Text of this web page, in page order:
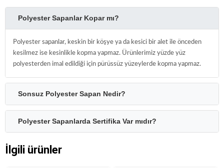
Polyester Sapanlar Kopar mı?
Polyester sapanlar, keskin bir köşye ya da kesici bir alet ile önceden
kesilmez ise kesinlikle kopma yapmaz. Ürünlerimiz yüzde yüz
polyesterden imal edildiği için pürüssüz yüzeylerde kopma yapmaz.
Sonsuz Polyester Sapan Nedir?
Polyester Sapanlarda Sertifika Var mıdır?
İlgili ürünler